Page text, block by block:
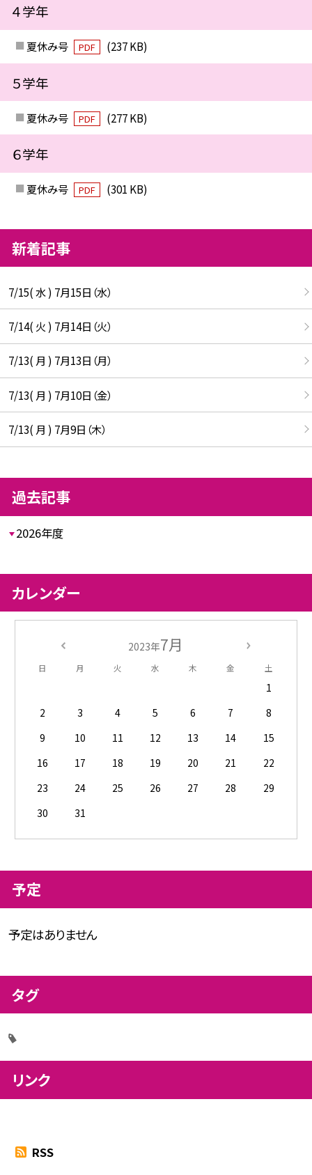
４学年
夏休み号 PDF (237 KB)
５学年
夏休み号 PDF (277 KB)
６学年
夏休み号 PDF (301 KB)
新着記事
7/15( 水 ) 7月15日（水）
7/14( 火 ) 7月14日（火）
7/13( 月 ) 7月13日（月）
7/13( 月 ) 7月10日（金）
7/13( 月 ) 7月9日（木）
過去記事
2026年度
カレンダー
2023年7月
日 月 火 水 木 金 土
1
2
3 4 5 6 7
8
9
10 11 12 13 14
15
16
17 18 19 20 21
22
23
24 25 26 27 28
29
30
31
予定
予定はありません
タグ
リンク
RSS